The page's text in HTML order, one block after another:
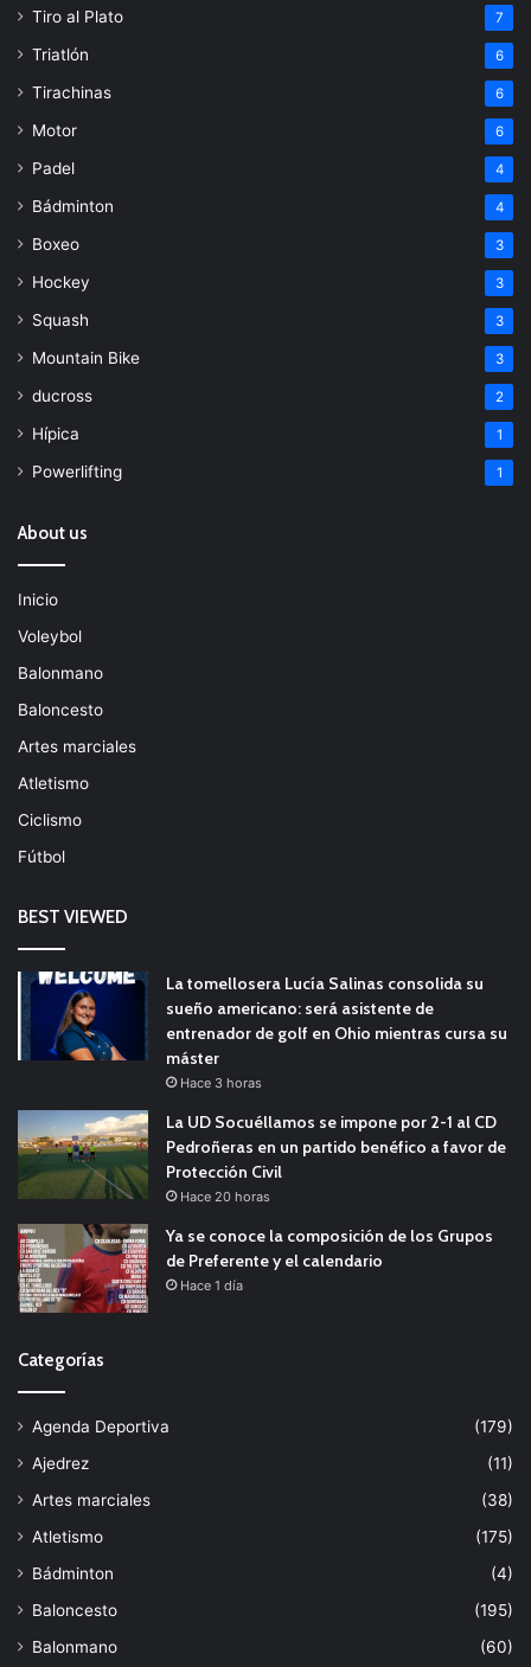
Tiro al Plato 7
Triatlón 6
Tirachinas 6
Motor 6
Padel 4
Bádminton 4
Boxeo 3
Hockey 3
Squash 3
Mountain Bike 3
ducross 2
Hípica 1
Powerlifting 1
About us
Inicio
Voleybol
Balonmano
Baloncesto
Artes marciales
Atletismo
Ciclismo
Fútbol
BEST VIEWED
La tomellosera Lucía Salinas consolida su
sueño americano: será asistente de
entrenador de golf en Ohio mientras cursa su
máster
Hace 3 horas
La UD Socuéllamos se impone por 2-1 al CD
Pedroñeras en un partido benéfico a favor de
Protección Civil
Hace 20 horas
Ya se conoce la composición de los Grupos
de Preferente y el calendario
Hace 1 día
Categorías
Agenda Deportiva
(179)
Ajedrez
(11)
Artes marciales
(38)
Atletismo
(175)
Bádminton
(4)
Baloncesto
(195)
Balonmano
(60)